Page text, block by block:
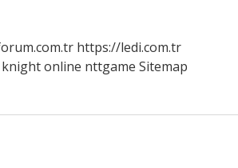
https://ledi.com.tr
knight online nttgame Sitemap